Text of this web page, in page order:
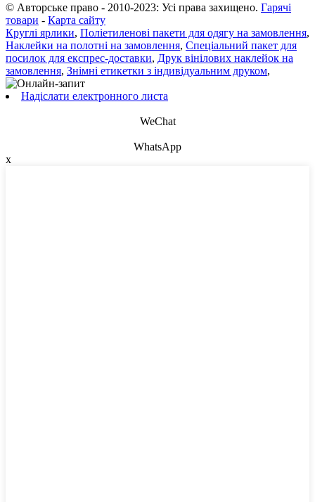
© Авторське право - 2010-2023: Усі права захищено. Гарячі
товари - Карта сайту
Круглі ярлики, Поліетиленові пакети для одягу на замовлення,
Наклейки на полотні на замовлення, Спеціальний пакет для
посилок для експрес-доставки, Друк вінілових наклейок на
замовлення, Знімні етикетки з індивідуальним друком,
Надіслати електронного листа
WeChat
WhatsApp
x